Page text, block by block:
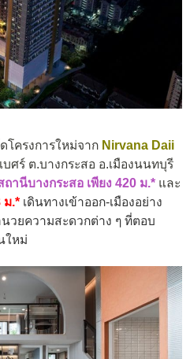
โครงการใหม่จาก Nirvana Daii
ศร์ ต.บางกระสอ อ.เมืองนนทบุรี
านีบางกระสอ เพียง 420 ม.* และ
ม.* เดินทางเข้าออก-เมืองอย่าง
วยความสะดวกต่าง ๆ ที่ตอบ
ใหม่